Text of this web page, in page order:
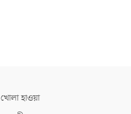
খোলা হাওয়া